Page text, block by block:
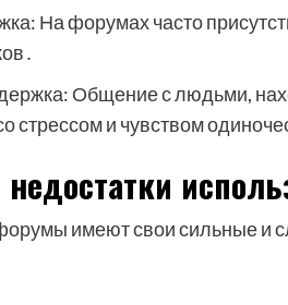
На форумах часто
Общение с людьми,
стрессом и чувством
имеют свои сильные и